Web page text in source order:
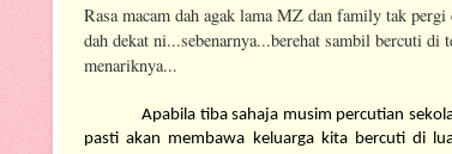
Rasa macam dah agak lama MZ dan family tak
dah dekat ni...sebenarnya...berehat sambil bercuti
menariknya...
Apabila tiba sahaja musim percutian
pasti akan membawa keluarga kita bercuti di